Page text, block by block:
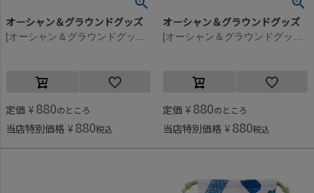
オーシャン＆グラウンドグッズ
定価 ¥ 880のところ
当店特別価格 ¥ 880税込
オーシャン＆グラウンドグッズ
定価 ¥ 880のところ
当店特別価格 ¥ 880税込